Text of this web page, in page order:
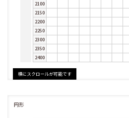
2100
2150
2200
2250
2300
2350
2400
円形